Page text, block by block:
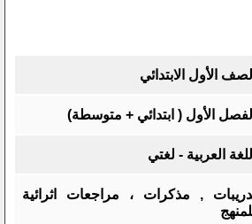
الصف الأول الابتدائي
الفصل الأول ( ابتدائي + متوسطة)
اللغة العربية - لغتي
, مذكرات ، مراجعات اثرائية